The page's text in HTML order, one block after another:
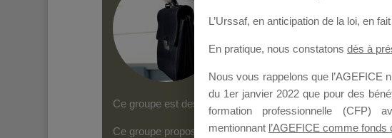
Ce groupe est destiné aux Organismes de Formation qui
Ce groupe propose un forum dédié au support sur lequel il
L’Urssaf, en anticipation de la loi, en
En pratique, nous constatons dès à
Nous vous rappelons que l’AGEFICE
du 1er janvier 2022 que pour des
formation professionnelle
mentionnant l’AGEFICE comme fonds